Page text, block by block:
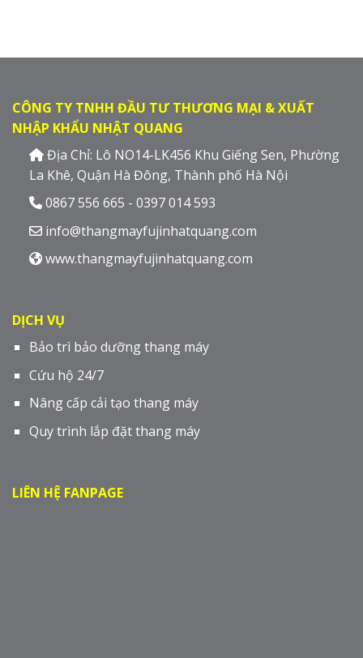
CÔNG TY TNHH ĐẦU TƯ THƯƠNG MẠI & XUẤT
NHẬP KHẨU NHẬT QUANG
Địa Chỉ: Lô NO14-LK456 Khu Giếng Sen, Phường
La Khê, Quận Hà Đông, Thành phố Hà Nội
0867 556 665 - 0397 014 593
info@thangmayfujinhatquang.com
www.thangmayfujinhatquang.com
DỊCH VỤ
Bảo trì bảo dưỡng thang máy
Cứu hộ 24/7
Nâng cấp cải tạo thang máy
Quy trình lắp đặt thang máy
LIÊN HỆ FANPAGE